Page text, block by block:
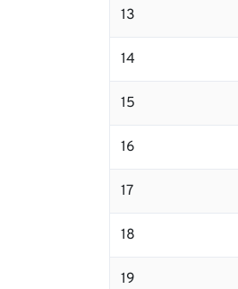
13
14
15
16
17
18
19